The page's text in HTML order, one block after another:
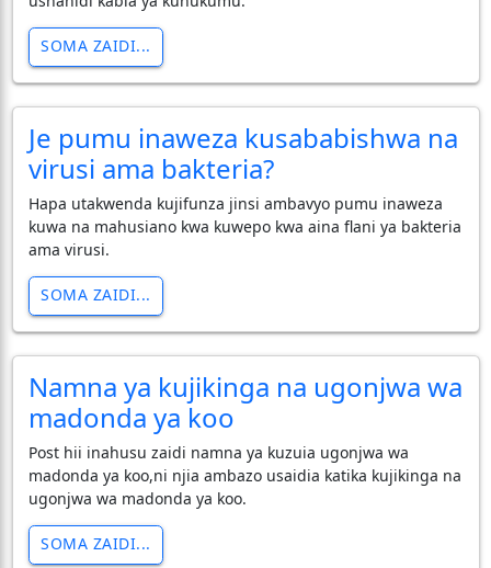
SOMA ZAIDI...
Je pumu inaweza kusababishwa na
virusi ama bakteria?
Hapa utakwenda kujifunza jinsi ambavyo pumu inaweza
kuwa na mahusiano kwa kuwepo kwa aina flani ya bakteria
ama virusi.
SOMA ZAIDI...
Namna ya kujikinga na ugonjwa wa
madonda ya koo
Post hii inahusu zaidi namna ya kuzuia ugonjwa wa
madonda ya koo,ni njia ambazo usaidia katika kujikinga na
ugonjwa wa madonda ya koo.
SOMA ZAIDI...